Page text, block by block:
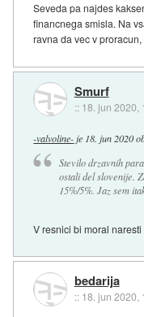
Seveda pa najdes
financnega smisla. Na
ravna da vec v
Smurf
:: 18. jun 2020,
-valvoline- je 18. jun 2020
Stevilo drzavnih
ostali del slovenije.
15%/5%. Jaz sem
V resnici bi moral
bedarija
:: 18. jun 2020,